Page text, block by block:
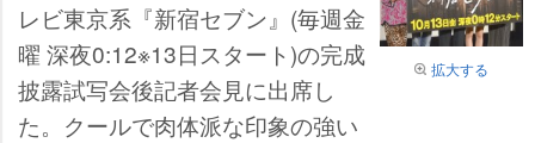
拡大する
レビ東京系『新宿セブン』(毎週金
曜 深夜0:12※13日スタート)の完成
披露試写会後記者会見に出席し
た。クールで肉体派な印象の強い